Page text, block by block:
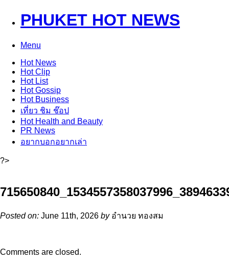
PHUKET HOT NEWS
Menu
HotNews
HotClip
HotList
HotGossip
HotBusiness
เที่ยว ชิม ช๊อป
HotHealth and Beauty
PR News
อยากบอกอยากเล่า
?>
Posted on: June 11th, 2026 byอำนวย ทองสม
Comments are closed.